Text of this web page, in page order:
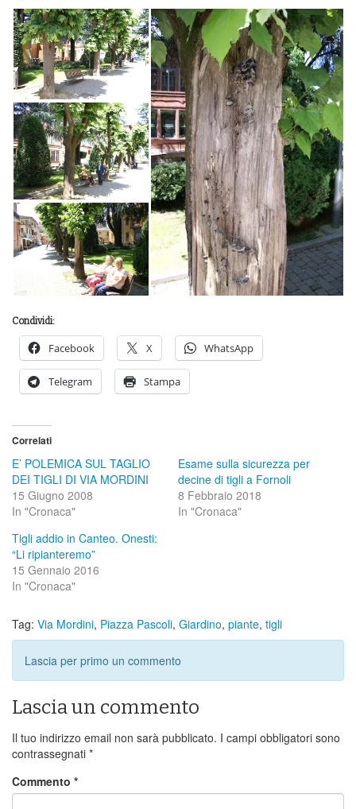
Condividi:
Facebook X WhatsApp
Telegram Stampa
Correlati
E’ POLEMICA SUL TAGLIO
DEI TIGLI DI VIA MORDINI
15 Giugno 2008
In "Cronaca"
Esame sulla sicurezza per
decine di tigli a Fornoli
8 Febbraio 2018
In "Cronaca"
Tigli addio in Canteo. Onesti:
“Li ripianteremo”
15 Gennaio 2016
In "Cronaca"
Tag: Via Mordini, Piazza Pascoli, Giardino, piante, tigli
Lascia per primo un commento
Lascia un commento
Il tuo indirizzo email non sarà pubblicato. I campi obbligatori sono
contrassegnati *
Commento *